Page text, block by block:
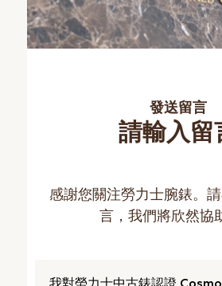
發送留言
請輸入留
感謝您關注勞力士腕錶。
言，我們將欣然協